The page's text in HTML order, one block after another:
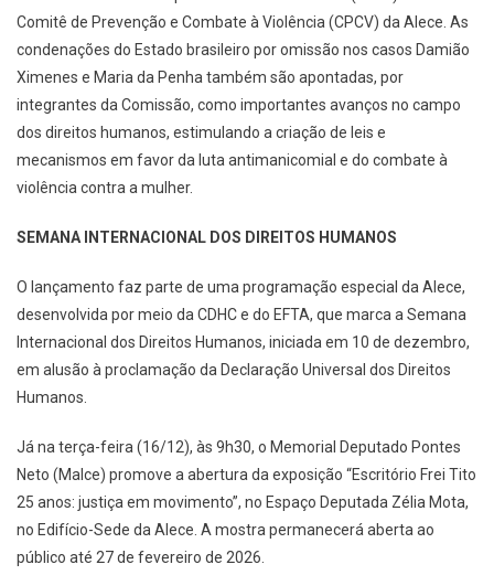
Comitê de Prevenção e Combate à Violência (CPCV) da Alece. As
condenações do Estado brasileiro por omissão nos casos Damião
Ximenes e Maria da Penha também são apontadas, por
integrantes da Comissão, como importantes avanços no campo
dos direitos humanos, estimulando a criação de leis e
mecanismos em favor da luta antimanicomial e do combate à
violência contra a mulher.
SEMANA INTERNACIONAL DOS DIREITOS HUMANOS
O lançamento faz parte de uma programação especial da Alece,
desenvolvida por meio da CDHC e do EFTA, que marca a Semana
Internacional dos Direitos Humanos, iniciada em 10 de dezembro,
em alusão à proclamação da Declaração Universal dos Direitos
Humanos.
Já na terça-feira (16/12), às 9h30, o Memorial Deputado Pontes
Neto (Malce) promove a abertura da exposição “Escritório Frei Tito
25 anos: justiça em movimento”, no Espaço Deputada Zélia Mota,
no Edifício-Sede da Alece. A mostra permanecerá aberta ao
público até 27 de fevereiro de 2026.